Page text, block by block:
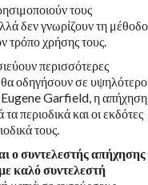
τους
δεν γνωρίζουν τη μέθοδο
τρόπο χρήσης τους.
περισσότερες
οδηγήσουν σε υψηλότερο
Garfield, η απήχηση
περιοδικά και οι εκδότες
τους.
ο συντελεστής απήχησης
καλό συντελεστή